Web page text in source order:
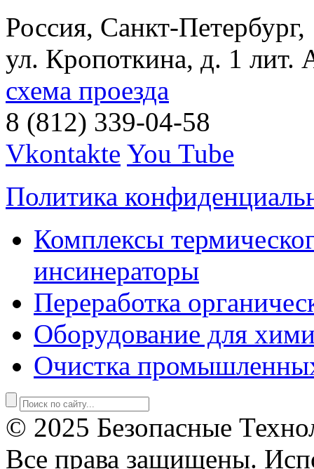
Россия, Санкт-Петербург,
ул. Кропоткина, д. 1 лит.
схема проезда
8 (812) 339-04-58
Vkontakte You Tube
Политика
Комплексы
инсинераторы
Переработка
Оборудование для
Очистка
© 2025 Безопасные
Все права защищены.